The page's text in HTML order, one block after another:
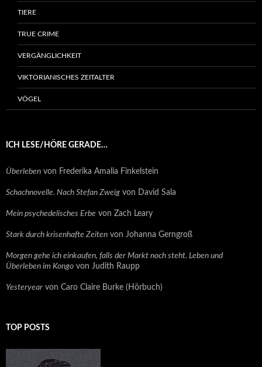
TIERE
TRUE CRIME
VERGÄNGLICHKEIT
VIKTORIANISCHES ZEITALTER
VÖGEL
ICH LESE/HÖRE GERADE…
Überleben von Frederika Amalia Finkelstein
Schachnovelle. Nach Stefan Zweig von David Sala
Mein psychedelisches Erbe von Zach Leary
Stark durch krisenhafte Zeiten von Johanna Gerngroß
Morgen gehe ich einkaufen, falls der Markt noch steht. Leben und
Überleben im Kongo von Judith Raupp
Yesteryear von Caro Claire Burke (Hörbuch)
TOP POSTS